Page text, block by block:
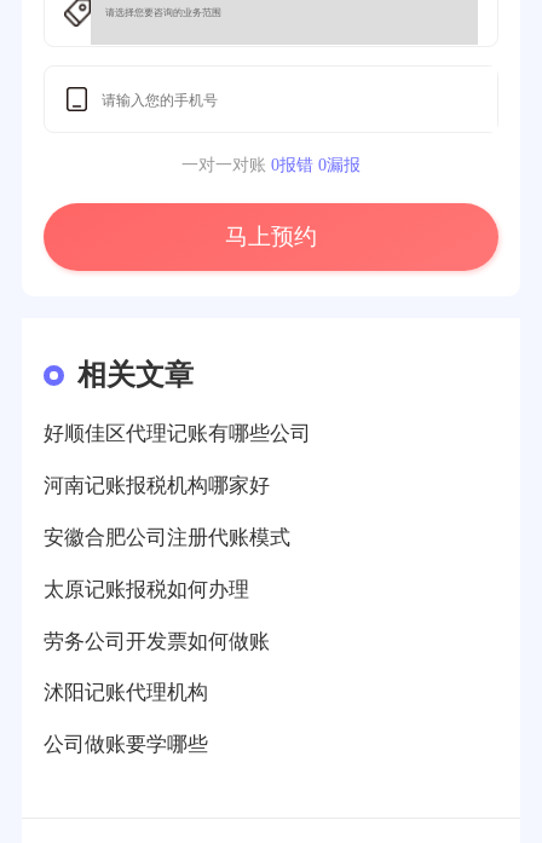
一对一对账 0报错 0漏报
马上预约
相关文章
好顺佳区代理记账有哪些公司
河南记账报税机构哪家好
安徽合肥公司注册代账模式
太原记账报税如何办理
劳务公司开发票如何做账
沭阳记账代理机构
公司做账要学哪些